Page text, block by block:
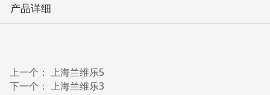
产品详细
上一个： 上海兰维乐5
下一个： 上海兰维乐3